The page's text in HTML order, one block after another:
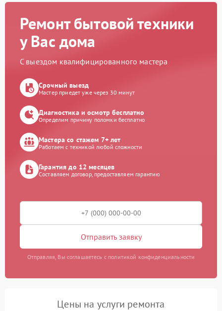
Ремонт бытовой техники
у Вас дома
С выездом квалифицированного мастера
Срочный выезд
Мастер приедет уже через 30 минут
Диагностика и осмотр бесплатно
Определим причину поломки бесплатно
Мастера со стажем 7+ лет
Работаем с техникой любой сложности
Гарантия до 12 месяцев
Составляем договор, предоставляем гарантию
Отправить заявку
Отправляя, Вы соглашаетесь с политикой конфиденциальности
Цены на услуги ремонта